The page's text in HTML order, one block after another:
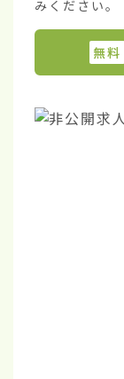
みください。
無料